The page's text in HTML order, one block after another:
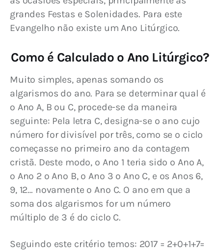
grandes Festas e Solenidades. Para este
Evangelho não existe um Ano Litúrgico.
Como é Calculado o Ano Litúrgico?
Muito simples, apenas somando os
algarismos do ano. Para se determinar qual é
o Ano A, B ou C, procede-se da maneira
seguinte: Pela letra C, designa-se o ano cujo
número for divisível por três, como se o ciclo
começasse no primeiro ano da contagem
cristã. Deste modo, o Ano 1 teria sido o Ano A,
o Ano 2 o Ano B, o Ano 3 o Ano C, e os Anos 6,
9, 12… novamente o Ano C. O ano em que a
soma dos algarismos for um número
múltiplo de 3 é do ciclo C.
Seguindo este critério temos: 2017 = 2+0+1+7=